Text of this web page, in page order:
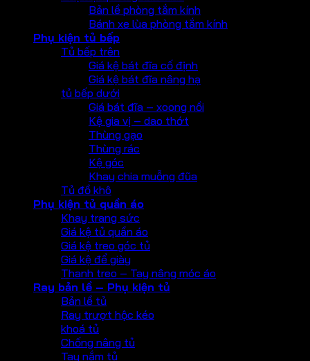
Bản lề phòng tắm kính
Bánh xe lùa phòng tắm kính
Phụ kiện tủ bếp
Tủ bếp trên
Giá kệ bát đĩa cố định
Giá kệ bát đĩa nâng hạ
tủ bếp dưới
Giá bát đĩa – xoong nồi
Kệ gia vị – dao thớt
Thùng gạo
Thùng rác
Kệ góc
Khay chia muỗng đũa
Tủ đồ khô
Phụ kiện tủ quần áo
Khay trang sức
Giá kệ tủ quần áo
Giá kệ treo góc tủ
Giá kệ để giày
Thanh treo – Tay nâng móc áo
Ray bản lề – Phụ kiện tủ
Bản lề tủ
Ray trượt hộc kéo
khoá tủ
Chống nâng tủ
Tay nắm tủ